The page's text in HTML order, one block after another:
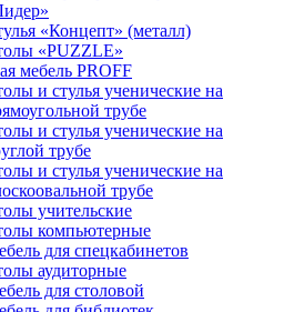
«Концепт» (металл)
«PUZZLE»
мебель PROFF
и стулья ученические на
трубе
и стулья ученические на
трубе
и стулья ученические на
трубе
учительские
компьютерные
для спецкабинетов
аудиторные
для столовой